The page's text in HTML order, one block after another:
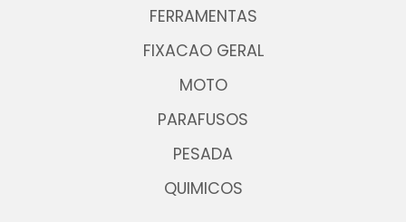
FERRAMENTAS
FIXACAO GERAL
MOTO
PARAFUSOS
PESADA
QUIMICOS